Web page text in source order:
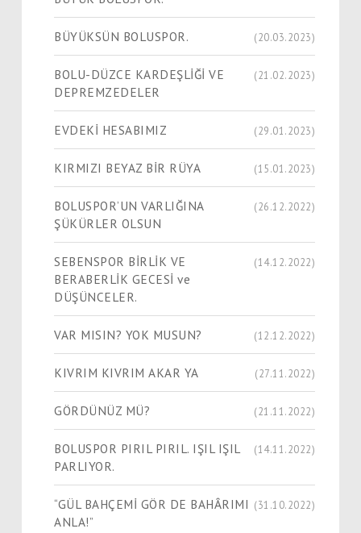
BÜYÜKSÜN BOLUSPOR. (20.03.2023)
BOLU-DÜZCE KARDEŞLİĞİ VE
DEPREMZEDELER
(21.02.2023)
EVDEKİ HESABIMIZ (29.01.2023)
KIRMIZI BEYAZ BİR RÜYA (15.01.2023)
BOLUSPOR’UN VARLIĞINA
ŞÜKÜRLER OLSUN
(26.12.2022)
SEBENSPOR BİRLİK VE
BERABERLİK GECESİ ve
DÜŞÜNCELER.
(14.12.2022)
VAR MISIN? YOK MUSUN? (12.12.2022)
KIVRIM KIVRIM AKAR YA (27.11.2022)
GÖRDÜNÜZ MÜ? (21.11.2022)
BOLUSPOR PIRIL PIRIL. IŞIL IŞIL
PARLIYOR.
(14.11.2022)
“GÜL BAHÇEMİ GÖR DE BAHÂRIMI
ANLA!”
(31.10.2022)